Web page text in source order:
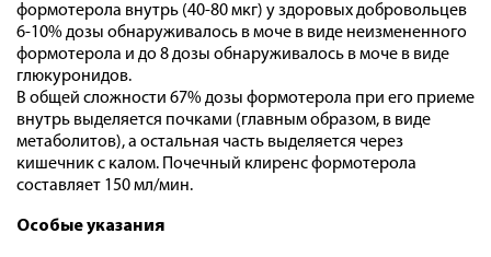
формотерола внутрь (40-80 мкг) у здоровых добровольцев
6-10% дозы обнаруживалось в моче в виде неизмененного
формотерола и до 8 дозы обнаруживалось в моче в виде
глюкуронидов.
В общей сложности 67% дозы формотерола при его приеме
внутрь выделяется почками (главным образом, в виде
метаболитов), а остальная часть выделяется через
кишечник с калом. Почечный клиренс формотерола
составляет 150 мл/мин.
Особые указания